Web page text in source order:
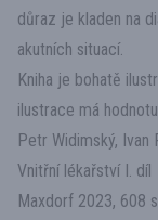
důraz je kladen na
akutních situací.
Kniha je bohatě
ilustrace má
Petr Widimský, Ivan
Vnitřní lékařství I. díl
Maxdorf 2023, 608